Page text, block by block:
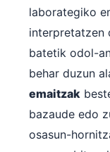
laborategiko
interpretatzen
batetik odol-
behar duzun
emaitzak
bazaude edo
osasun-